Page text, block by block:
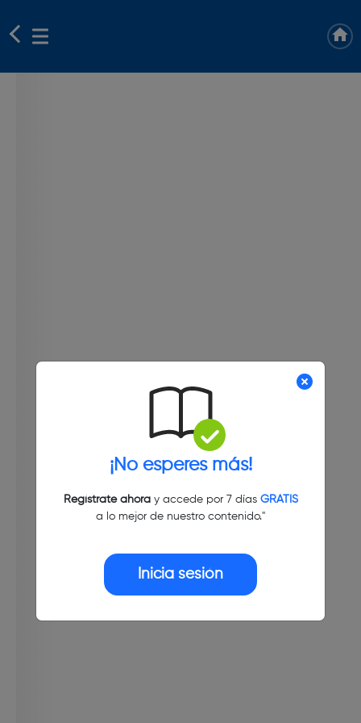
¡No esperes más!
Regístrate ahoray accede por 7 días GRATIS
a lo mejor de nuestro contenido."
Inicia sesión